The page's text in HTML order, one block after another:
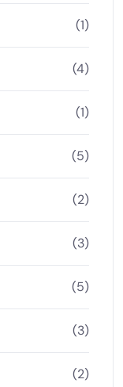
(1)
(4)
(1)
(5)
(2)
(3)
(5)
(3)
(2)